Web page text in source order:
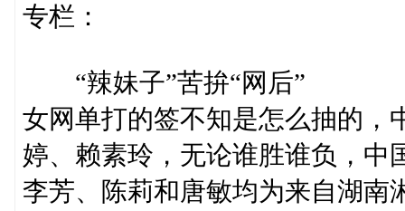
专栏：
“辣妹子”苦拚“网后”
女网单打的签不知是怎么抽的，
婷、赖素玲，无论谁胜谁负，中
李芳、陈莉和唐敏均为来自湖南